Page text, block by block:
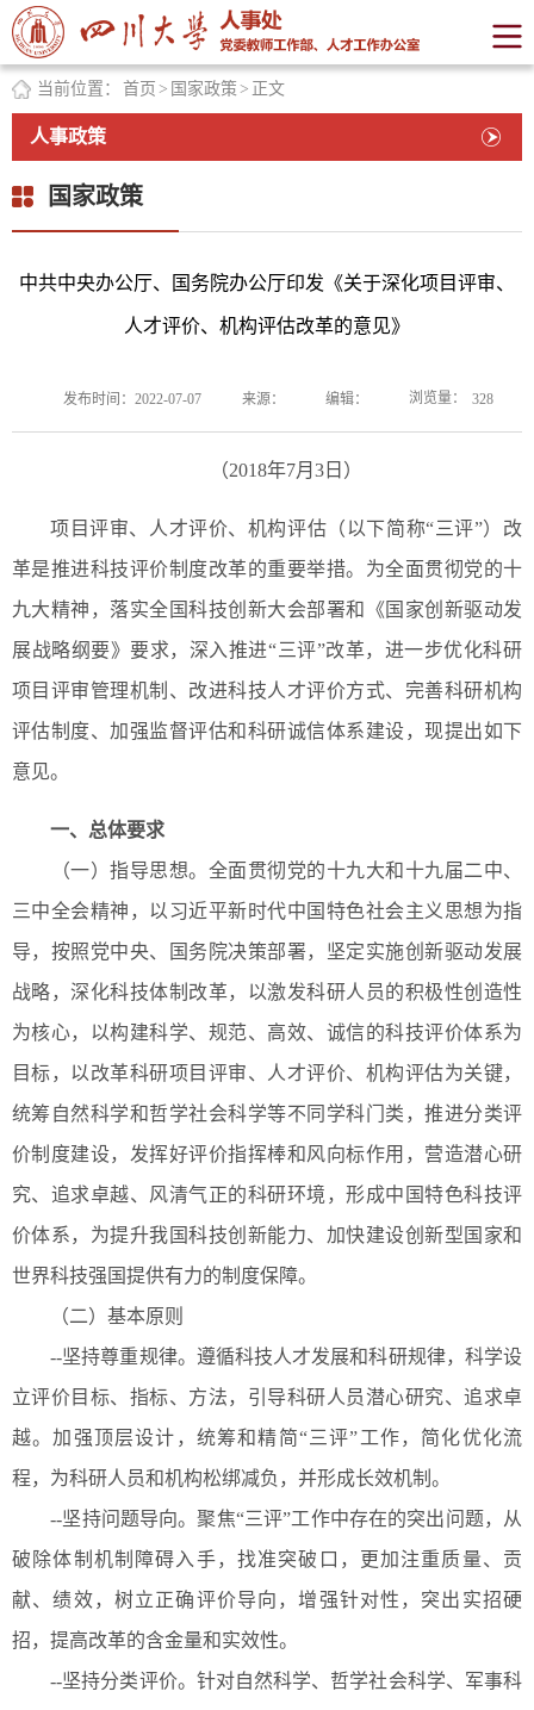
当前位置： 首页 > 国家政策 > 正文
人事政策
国家政策
中共中央办公厅、国务院办公厅印发《关于深化项目评审、
人才评价、机构评估改革的意见》
发布时间：2022-07-07 来源： 编辑： 浏览量： 328
（2018年7月3日）
项目评审、人才评价、机构评估（以下简称“三评”）改
革是推进科技评价制度改革的重要举措。为全面贯彻党的十
九大精神，落实全国科技创新大会部署和《国家创新驱动发
展战略纲要》要求，深入推进“三评”改革，进一步优化科研
项目评审管理机制、改进科技人才评价方式、完善科研机构
评估制度、加强监督评估和科研诚信体系建设，现提出如下
意见。
一、总体要求
（一）指导思想。全面贯彻党的十九大和十九届二中、
三中全会精神，以习近平新时代中国特色社会主义思想为指
导，按照党中央、国务院决策部署，坚定实施创新驱动发展
战略，深化科技体制改革，以激发科研人员的积极性创造性
为核心，以构建科学、规范、高效、诚信的科技评价体系为
目标，以改革科研项目评审、人才评价、机构评估为关键，
统筹自然科学和哲学社会科学等不同学科门类，推进分类评
价制度建设，发挥好评价指挥棒和风向标作用，营造潜心研
究、追求卓越、风清气正的科研环境，形成中国特色科技评
价体系，为提升我国科技创新能力、加快建设创新型国家和
世界科技强国提供有力的制度保障。
（二）基本原则
--坚持尊重规律。遵循科技人才发展和科研规律，科学设
立评价目标、指标、方法，引导科研人员潜心研究、追求卓
越。加强顶层设计，统筹和精简“三评”工作，简化优化流
程，为科研人员和机构松绑减负，并形成长效机制。
--坚持问题导向。聚焦“三评”工作中存在的突出问题，从
破除体制机制障碍入手，找准突破口，更加注重质量、贡
献、绩效，树立正确评价导向，增强针对性，突出实招硬
招，提高改革的含金量和实效性。
--坚持分类评价。针对自然科学、哲学社会科学、军事科